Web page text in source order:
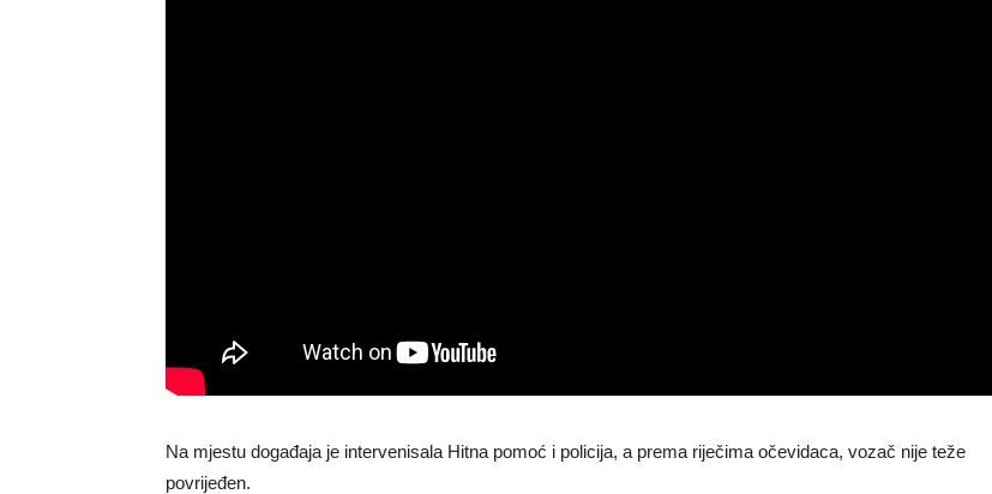
Na mjestu događaja je intervenisala Hitna pomoć i policija, a prema riječima očevidaca, vozač nije teže
povrijeđen.